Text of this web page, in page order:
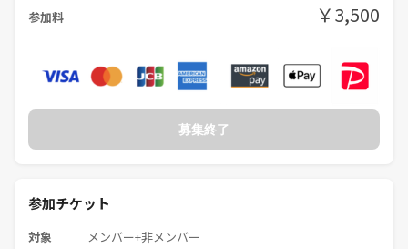
参加料 ￥3,500
募集終了
参加チケット
対象 メンバー+非メンバー